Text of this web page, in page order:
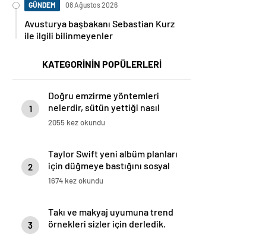
GÜNDEM 08 Ağustos 2026
Avusturya başbakanı Sebastian Kurz
ile ilgili bilinmeyenler
KATEGORİNİN POPÜLERLERİ
1
Doğru emzirme yöntemleri
nelerdir, sütün yettiği nasıl
anlaşılır?
2055 kez okundu
2
Taylor Swift yeni albüm planları
için düğmeye bastığını sosyal
medyadan duyurdu!
1674 kez okundu
3
Takı ve makyaj uyumuna trend
örnekleri sizler için derledik.